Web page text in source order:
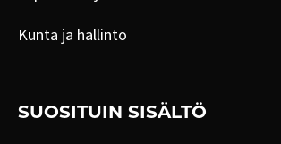
Kunta ja hallinto
SUOSITUIN SISÄLTÖ